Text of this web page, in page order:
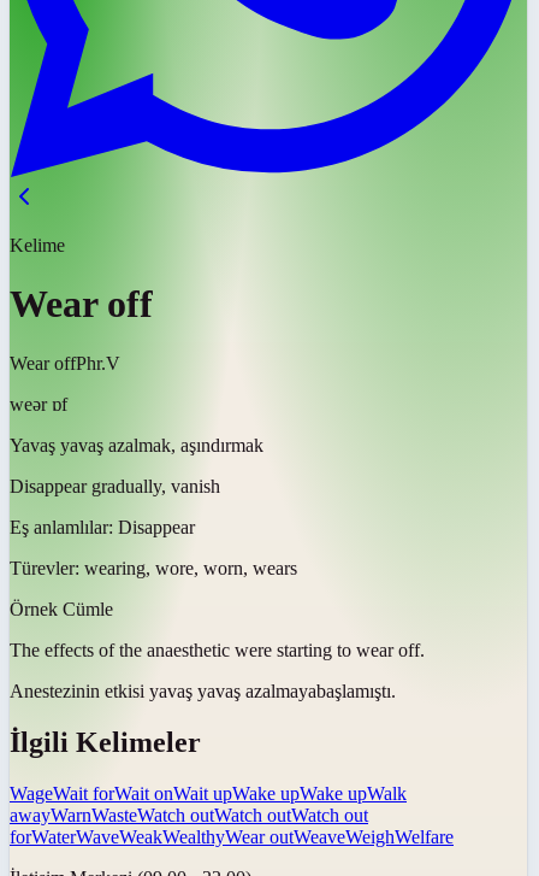
Kelime
Wear off
Wear offPhr.V
weər ɒf
Yavaş yavaş azalmak, aşındırmak
Disappear gradually, vanish
Eş anlamlılar: Disappear
Türevler: wearing, wore, worn, wears
Örnek Cümle
The effects of the anaesthetic were starting to wear off.
Anestezinin etkisi yavaş yavaş azalmayabaşlamıştı.
İlgili Kelimeler
WageWait forWait onWait upWake upWake upWalk
awayWarnWasteWatch outWatch outWatch out
forWaterWaveWeakWealthyWear outWeaveWeighWelfare